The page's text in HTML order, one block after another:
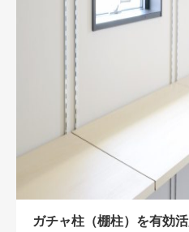
ガチャ柱（棚柱）を有効